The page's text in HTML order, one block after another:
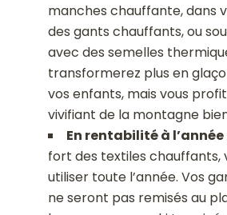
manches chauffante, dans
des gants chauffants, ou
avec des semelles
transformerez plus en
vos enfants, mais vous
vivifiant de la montagne
En rentabilité à l’année
fort des textiles chauffants,
utiliser toute l’année. Vos
ne seront pas remisés au